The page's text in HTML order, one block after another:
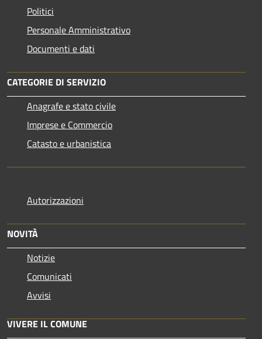
Politici
Personale Amministrativo
Documenti e dati
CATEGORIE DI SERVIZIO
Anagrafe e stato civile
Imprese e Commercio
Catasto e urbanistica
Autorizzazioni
NOVITÀ
Notizie
Comunicati
Avvisi
VIVERE IL COMUNE